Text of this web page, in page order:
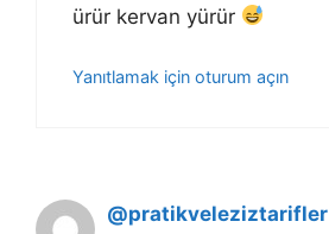
ürür kervan yürür
Yanıtlamak için oturum açın
@pratikveleziztarifler